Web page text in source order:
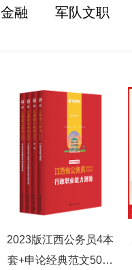
金融 军队文职
2023版江西公务员4本
套+申论经典范文50篇